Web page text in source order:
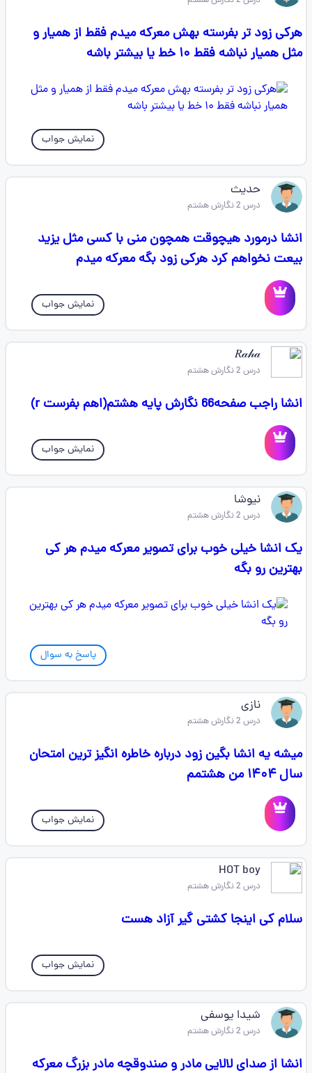
هرکی زود تر بفرسته بهش معرکه میدم فقط از همیار و
مثل همیار نباشه فقط ۱۰ خط یا بیشتر باشه
نمایش جواب
حدیث
درس 2 نگارش هشتم
انشا درمورد هیچوقت همچون منی با کسی مثل یزید
بیعت نخواهم کرد هرکی زود بگه معرکه میدم
نمایش جواب
𝑅𝒶𝒽𝒶
درس 2 نگارش هشتم
انشا راجب صفحه66 نگارش پایه هشتم(اهم بفرست r)
نمایش جواب
نیوشا
درس 2 نگارش هشتم
یک انشا خیلی خوب برای تصویر معرکه میدم هر کی
بهترین رو بگه
پاسخ به سوال
نازی
درس 2 نگارش هشتم
میشه یه انشا بگین زود درباره خاطره انگیز ترین امتحان
سال ۱۴۰۴ من هشتمم
نمایش جواب
HOT boy
درس 2 نگارش هشتم
سلام کی اینجا کشتی گیر آزاد هست
نمایش جواب
شیدا یوسفی
درس 2 نگارش هشتم
انشا از صدای لالایی مادر و صندوقچه مادر بزرگ معرکه